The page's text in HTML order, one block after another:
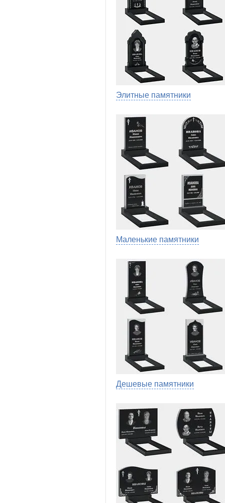
Элитные памятники
Маленькие памятники
Дешевые памятники